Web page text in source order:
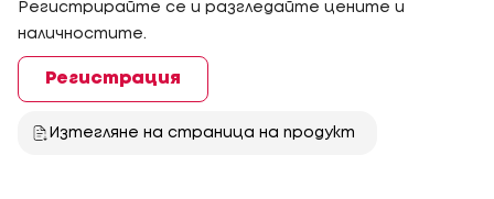
Регистрирайте се и разгледайте цените и
наличностите.
Регистрация
Изтегляне на страница на продукт